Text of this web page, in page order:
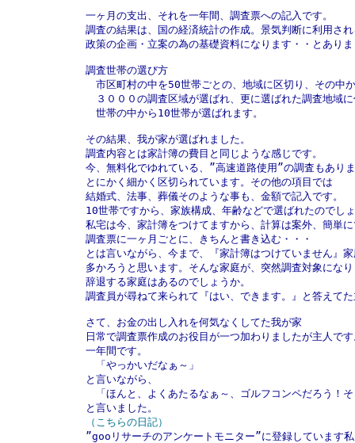
一ヶ月の支出、それを一年間、調査票への記入です。
調査の結果は、国の経済統計の作成。景気判断に利用さ
政策の企画・立案の為の基礎資料になります・・とあり
調査世帯の選び方
市区町村の中を50世帯ごとの、地域に区切り、その中
３０００の調査区域が選ばれ、更に選ばれた調査地域
世帯の中から10世帯が選ばれます。
その結果、我が家が選ばれました。
調査内容とは家計簿の費目と同じような感じです。
今、無料化でゆれている、”高速道路使用”の調査もあり
とにかく細かく区切られています。その他の項目では
結婚式、法事、葬儀そのような事も、金額で記入です。
10世帯ですから、家族構成、年齢などで選ばれたのでし
私宅は今、家計簿をつけてますから、計算は案外、簡単
調査票に一ヶ月ごとに、きちんと書き込む・・・
とは言いながら、今まで、『家計簿はつけていません』
多かろうと思います。そんな家庭が、突然調査対象にな
辞退する家庭はあるのでしょうか。
調査員が尋ねて来られて『はい、できます。』と答えて
さて、お金の出し入れを何気なくしてた我が家
日常で調査票作成のお役目が一つ加わりましたが主人です
一年間です。
「やっかいだなぁ～」
と言いながら、
「ほんと、よくあたるなぁ～、ゴルフコンペだろう！
（こちらの日記）
”gooリサーチのアンケートモニター”に登録しています